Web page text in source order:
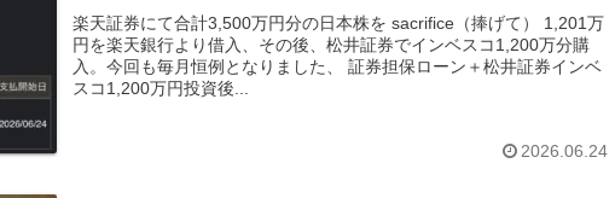
楽天証券にて合計3,500万円分の日本株を sacrifice（捧げて） 1,201万
円を楽天銀行より借入、その後、松井証券でインベスコ1,200万分購
入。今回も毎月恒例となりました、 証券担保ローン＋松井証券インベ
スコ1,200万円投資後...
2026.06.24